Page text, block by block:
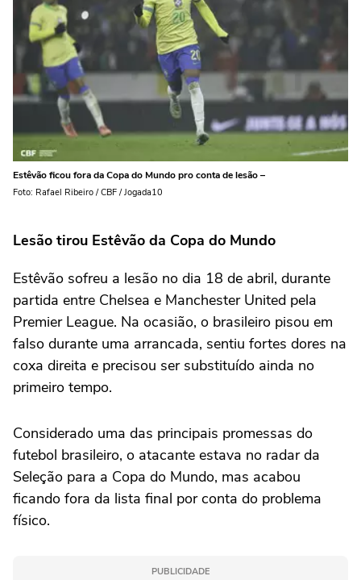
Estêvão ficou fora da Copa do Mundo pro conta de lesão –
Foto: Rafael Ribeiro / CBF / Jogada10
Lesão tirou Estêvão da Copa do Mundo
Estêvão sofreu a lesão no dia 18 de abril, durante
partida entre Chelsea e Manchester United pela
Premier League. Na ocasião, o brasileiro pisou em
falso durante uma arrancada, sentiu fortes dores na
coxa direita e precisou ser substituído ainda no
primeiro tempo.
Considerado uma das principais promessas do
futebol brasileiro, o atacante estava no radar da
Seleção para a Copa do Mundo, mas acabou
ficando fora da lista final por conta do problema
físico.
PUBLICIDADE